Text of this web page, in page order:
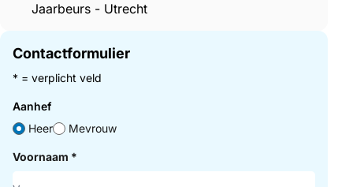
Jaarbeurs - Utrecht
Contactformulier
* = verplicht veld
Aanhef
Heer
Mevrouw
Voornaam *